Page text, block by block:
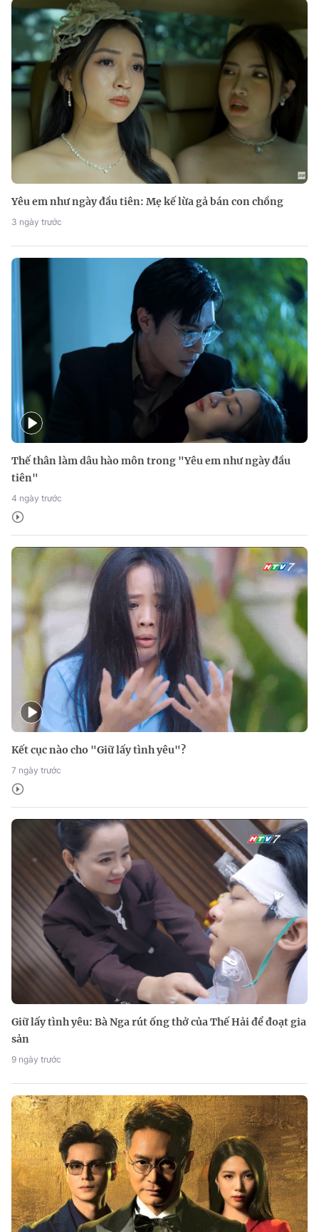
Yêu em như ngày đầu tiên: Mẹ kế lừa gả bán con chồng
3 ngày trước
Thế thân làm dâu hào môn trong "Yêu em như ngày đầu
tiên"
4 ngày trước
Kết cục nào cho "Giữ lấy tình yêu"?
7 ngày trước
Giữ lấy tình yêu: Bà Nga rút ống thở của Thế Hải để đoạt gia
sản
9 ngày trước